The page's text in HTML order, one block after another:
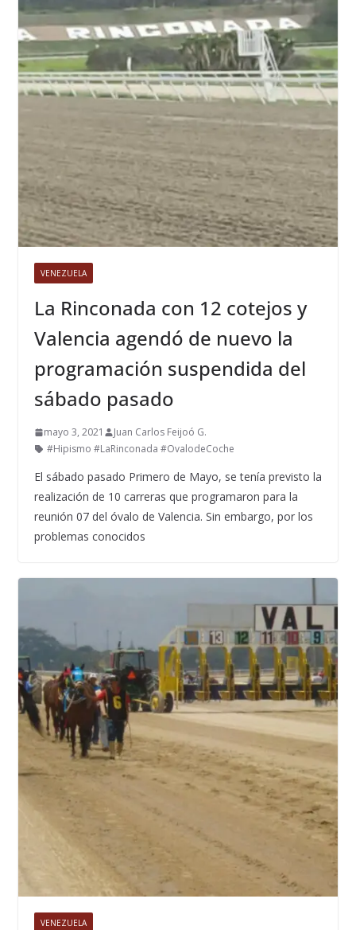
VENEZUELA
La Rinconada con 12 cotejos y
Valencia agendó de nuevo la
programación suspendida del
sábado pasado
mayo 3, 2021
Juan Carlos Feijoó G.
#Hipismo #LaRinconada #OvalodeCoche
El sábado pasado Primero de Mayo, se tenía previsto la
realización de 10 carreras que programaron para la
reunión 07 del óvalo de Valencia. Sin embargo, por los
problemas conocidos
VENEZUELA